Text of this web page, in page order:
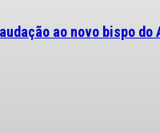
ao novo bispo do